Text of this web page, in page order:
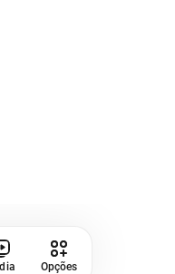
Opções